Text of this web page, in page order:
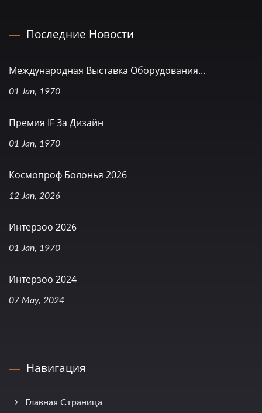
Последние Новости
Международная Выставка Оборудования...
01 Jan, 1970
Премия IF За Дизайн
01 Jan, 1970
Космопроф Болонья 2026
12 Jan, 2026
Интерзоо 2026
01 Jan, 1970
Интерзоо 2024
07 May, 2024
Навигация
Главная Страница